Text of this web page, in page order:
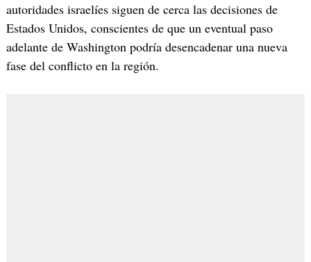
autoridades israelíes siguen de cerca las decisiones de
Estados Unidos, conscientes de que un eventual paso
adelante de Washington podría desencadenar una nueva
fase del conflicto en la región.